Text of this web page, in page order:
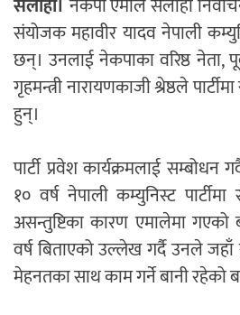
सर्लाही।नेकपा एमाले सर्लाही
संयोजक महावीर यादव नेपाली
छन्। उनलाई नेकपाका वरिष्ठ नेता,
गृहमन्त्री नारायणकाजी श्रेष्ठले
हुन्।
पार्टी प्रवेश कार्यक्रमलाई सम्बोधन
१० वर्ष नेपाली कम्युनिस्ट
असन्तुष्टिका कारण एमालेमा गएको
वर्ष बिताएको उल्लेख गर्दै उनले जहाँ
मेहनतका साथ काम गर्ने बानी रहेको